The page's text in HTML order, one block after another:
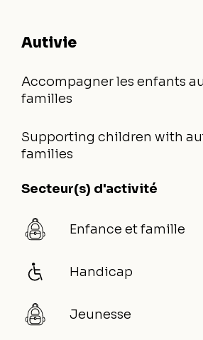
Autivie
Accompagner les enfants
familles
Supporting children with
families
Secteur(s) d'activité
Enfance et famille
Handicap
Jeunesse